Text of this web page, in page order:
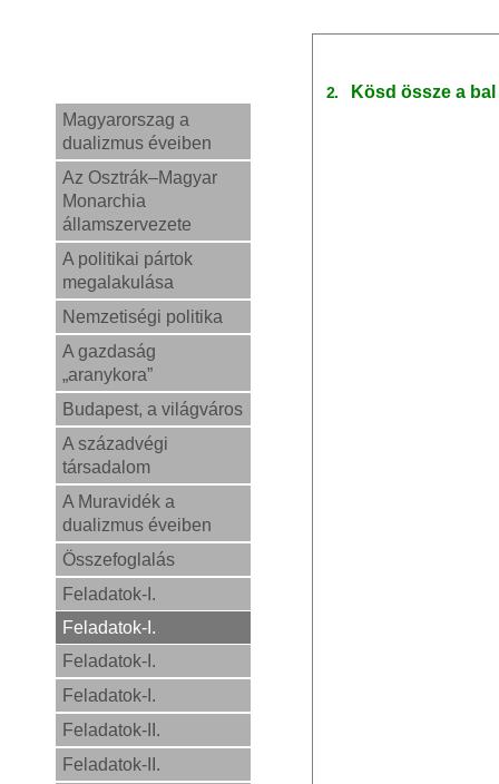
Magyarorszag a
dualizmus éveiben
Az Osztrák–Magyar
Monarchia
államszervezete
A politikai pártok
megalakulása
Nemzetiségi politika
A gazdaság
„aranykora”
Budapest, a világváros
A századvégi
társadalom
A Muravidék a
dualizmus éveiben
Összefoglalás
Feladatok-I.
Feladatok-I.
Feladatok-I.
Feladatok-I.
Feladatok-II.
Feladatok-II.
2. Kösd össze a